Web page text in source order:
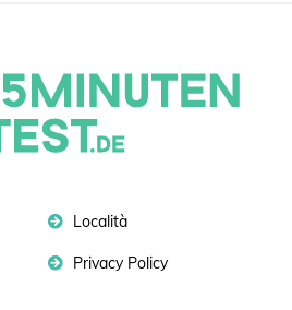
Località
Privacy Policy